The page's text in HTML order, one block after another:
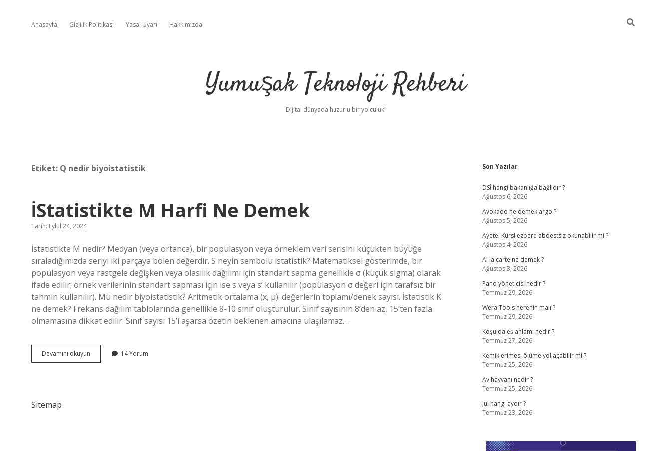
Anasayfa Gizlilik Politikası Yasal Uyarı Hakkımızda
Yumuşak Teknoloji Rehberi
Dijital dünyada huzurlu bir yolculuk!
Etiket: Q nedir biyoistatistik
İStatistikte M Harfi Ne Demek
Tarih: Eylül 24, 2024
İstatistikte M nedir? Medyan (veya ortanca), bir popülasyon veya örneklem veri serisini küçükten büyüğe
sıraladığımızda seriyi iki parçaya bölen değerdir. S neyin sembolü istatistik? Matematiksel gösterimde, bir
popülasyon veya rastgele değişken veya olasılık dağılımı için standart sapma genellikle σ (küçük sigma) olarak
ifade edilir; örnek verilerinin standart sapması için ise s veya s’ kullanılır (popülasyon σ değeri için tarafsız bir
tahmin kullanılır). Mü nedir biyoistatistik? Aritmetik ortalama (x, µ): değerlerin toplamı/denek sayısı. İstatistik K
ne demek? Frekans dağılım tablolarında genellikle 8-10 sınıf oluşturulur. Sınıf sayısının 8’den az, 15’ten fazla
olmamasına dikkat edilir. Sınıf sayısı 15’i aşarsa özetin beklenen amacına ulaşılamaz.…
Devamını okuyun İStatistikte
M
14 Yorum
Sitemap
Sidebar
Son Yazılar
DSİ hangi bakanlığa bağlıdır ?
Ağustos 6, 2026
Avokado ne demek argo ?
Ağustos 5, 2026
Ayetel Kürsi ezbere abdestsiz okunabilir mi ?
Ağustos 4, 2026
Al la carte ne demek ?
Ağustos 3, 2026
Pano yöneticisi nedir ?
Temmuz 29, 2026
Wera Tools nerenin malı ?
Temmuz 29, 2026
Koşulda eş anlamı nedir ?
Temmuz 27, 2026
Kemik erimesi ölüme yol açabilir mi ?
Temmuz 25, 2026
Av hayvanı nedir ?
Temmuz 25, 2026
Jul hangi aydır ?
Temmuz 23, 2026